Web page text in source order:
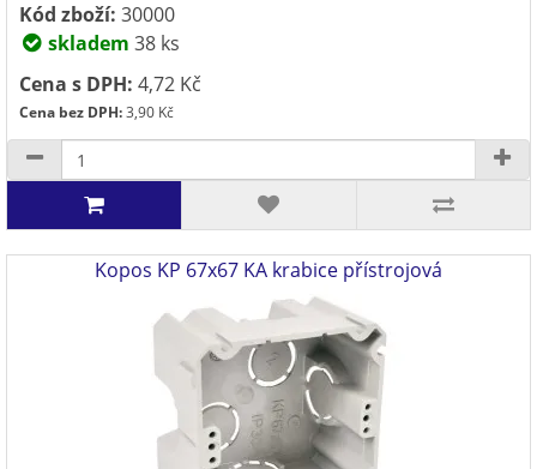
Kód zboží: 30000
skladem 38 ks
Cena s DPH: 4,72 Kč
Cena bez DPH:3,90 Kč
Kopos KP 67x67 KA krabice přístrojová